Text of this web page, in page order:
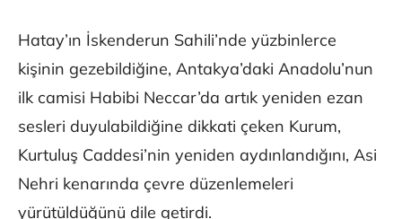
Hatay’ın İskenderun Sahili’nde yüzbinlerce
kişinin gezebildiğine, Antakya’daki Anadolu’nun
ilk camisi Habibi Neccar’da artık yeniden ezan
sesleri duyulabildiğine dikkati çeken Kurum,
Kurtuluş Caddesi’nin yeniden aydınlandığını, Asi
Nehri kenarında çevre düzenlemeleri
yürütüldüğünü dile getirdi.